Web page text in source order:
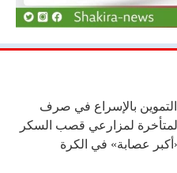
التموين بالإسراع في صرف
لمزارعي قصب السكر
عصابة» في الكرة